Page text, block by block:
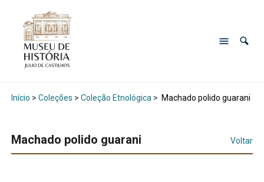
Início > Coleções > Coleção Etnológica > Machado polido guarani
Machado polido guarani Voltar